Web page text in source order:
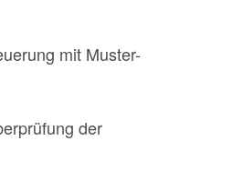
mit Muster-
der